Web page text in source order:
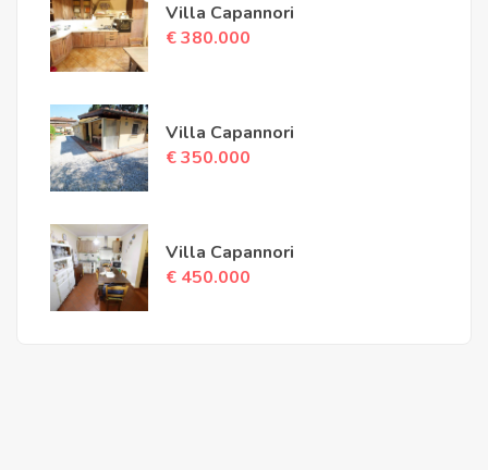
Villa Capannori
€ 380.000
Villa Capannori
€ 350.000
Villa Capannori
€ 450.000